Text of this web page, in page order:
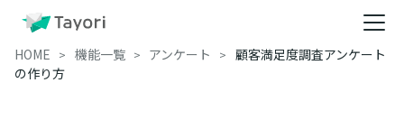
HOME 機能一覧 アンケート
顧客満足度調査アンケート
の作り方